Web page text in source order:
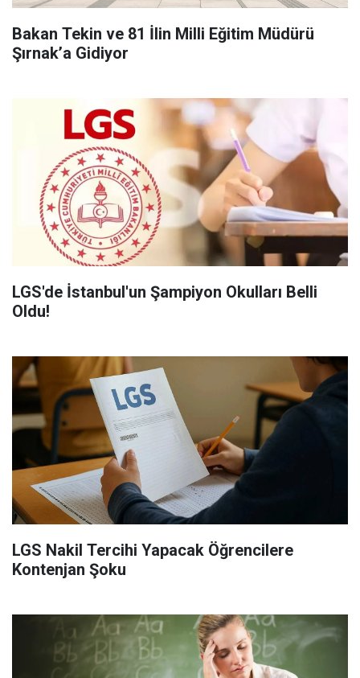
Bakan Tekin ve 81 İlin Milli Eğitim Müdürü
Şırnak’a Gidiyor
LGS'de İstanbul'un Şampiyon Okulları Belli
Oldu!
LGS Nakil Tercihi Yapacak Öğrencilere
Kontenjan Şoku